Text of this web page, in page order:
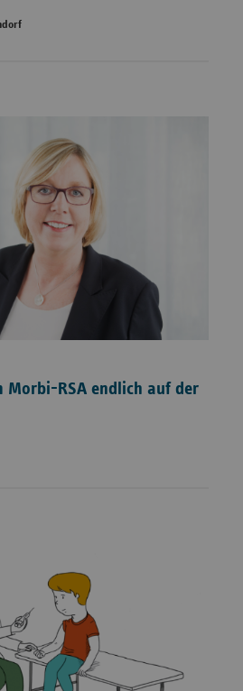
Morbi-RSA endlich auf der